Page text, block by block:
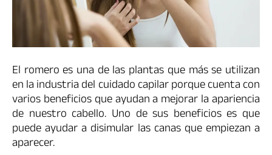
El romero es una de las plantas que más se utilizan
en la industria del cuidado capilar porque cuenta con
varios beneficios que ayudan a mejorar la apariencia
de nuestro cabello. Uno de sus beneficios es que
puede ayudar a disimular las canas que empiezan a
aparecer.